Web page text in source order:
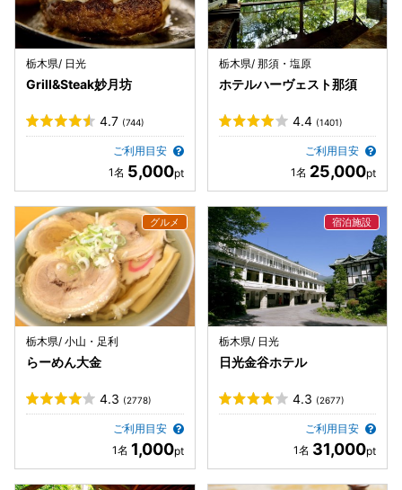
栃木県/ 日光
Grill&Steak妙月坊
4.7 (744)
ご利用目安
5,000
栃木県/ 那須・塩原
ホテルハーヴェスト那須
4.4 (1401)
ご利用目安
25,000
栃木県/ 小山・足利
らーめん大金
4.3 (2778)
ご利用目安
1,000
栃木県/ 日光
日光金谷ホテル
4.3 (2677)
ご利用目安
31,000